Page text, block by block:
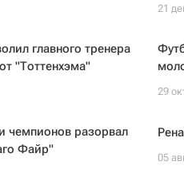
21
главного тренера
"Тоттенхэма"
29
чемпионов разорвал
Файр"
05